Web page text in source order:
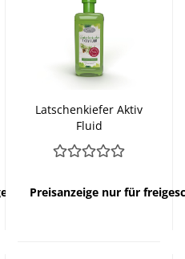
Kunden
Latschenkiefer Aktiv
Fluid
Preisanzeige nur für